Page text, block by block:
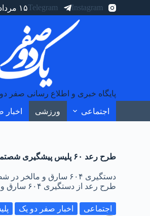
Instagram
Telegram۱۵ مرداد ۱۴۰۵ ۹:۱۶ ق.ظ
پایگاه خبری و اطلاع رسانی صفر
اجتماعی ورزشی
طرح رعد ۶۰ پلیس پیشگیری شصتمین مرحله طرح فاتب
طرح رعد از دستگیری ۶۰۴ سارق و مالخر خبر داد.
اجتماعی اخبار صفر دو یک